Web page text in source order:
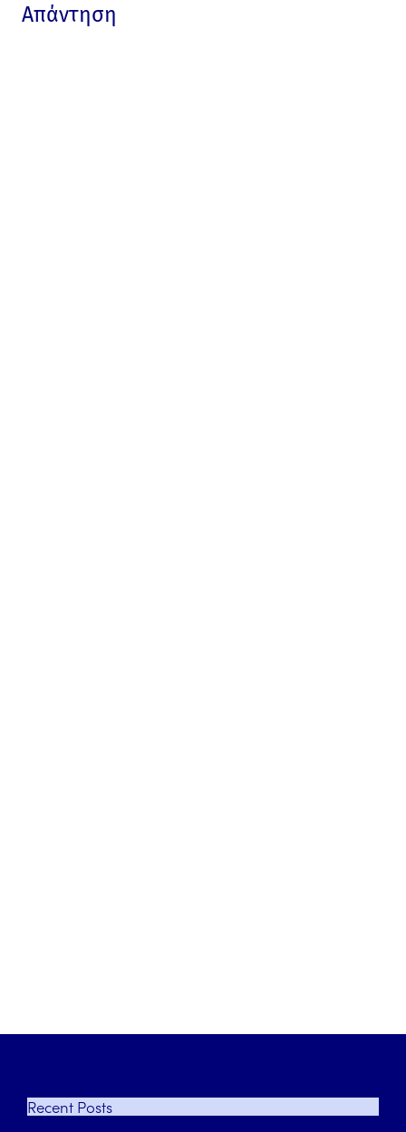
Απάντηση
Recent Posts